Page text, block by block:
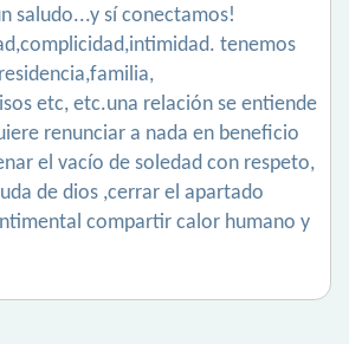
saludo...y sí conectamos!
tenemos
etc, etc.una relación se entiende
renunciar a nada en beneficio
el vacío de soledad con respeto,
de dios ,cerrar el apartado
compartir calor humano y